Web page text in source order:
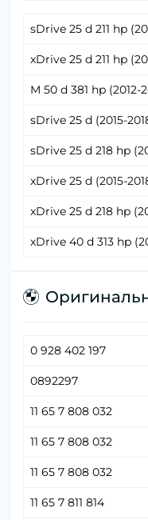
sDrive 25 d 211 hp
xDrive 25 d 211 hp
M 50 d 381 hp (2012-
sDrive 25 d (2015-
sDrive 25 d 218 hp
xDrive 25 d (2015-
xDrive 25 d 218 hp
xDrive 40 d 313 hp
0 928 402 197
0892297
11 65 7 808 032
11 65 7 808 032
11 65 7 808 032
11 65 7 811 814